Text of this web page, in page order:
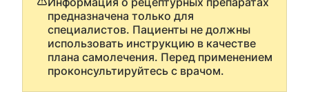
предназначена только для
специалистов. Пациенты не должны
использовать инструкцию в качестве
плана самолечения. Перед применением
проконсультируйтесь с врачом.